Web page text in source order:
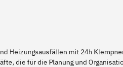
Heizungsausfällen mit 24h
die für die Planung und